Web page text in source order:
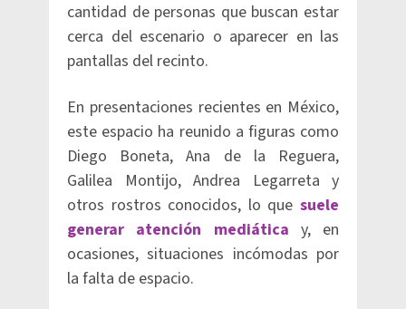
cantidad de personas que buscan estar
cerca del escenario o aparecer en las
pantallas del recinto.
En presentaciones recientes en México,
este espacio ha reunido a figuras como
Diego Boneta, Ana de la Reguera,
Galilea Montijo, Andrea Legarreta y
otros rostros conocidos, lo que suele
generar atención mediática y, en
ocasiones, situaciones incómodas por
la falta de espacio.